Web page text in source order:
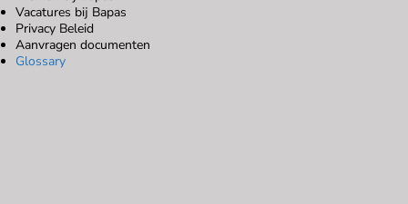
Vacatures bij Bapas
Privacy Beleid
Aanvragen documenten
Glossary